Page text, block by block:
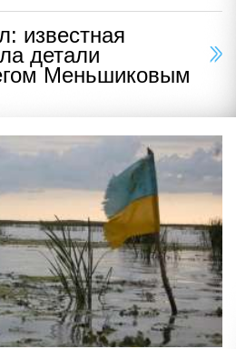
известная
детали
Меньшиковым